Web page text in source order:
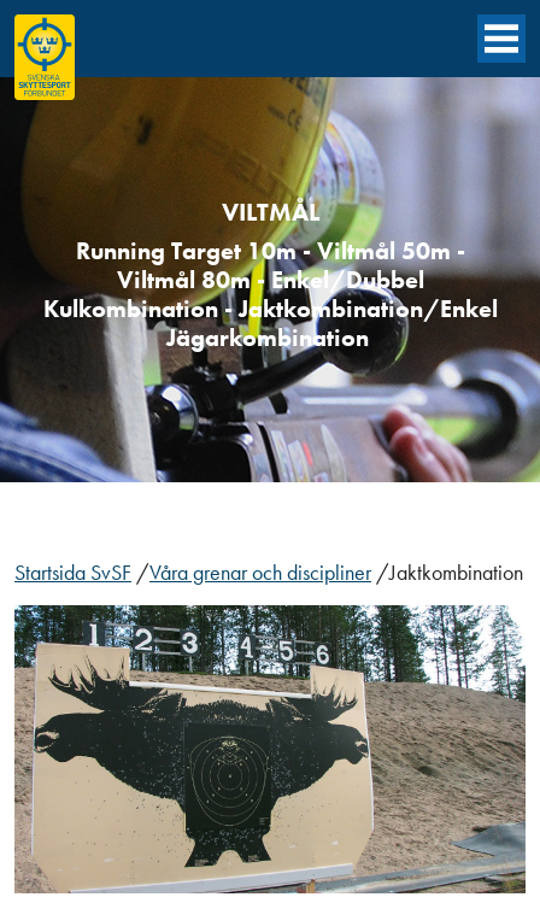
VILTMÅL
Running Target 10m - Viltmål 50m -
Viltmål 80m - Enkel/Dubbel
Kulkombination - Jaktkombination/Enkel
Jägarkombination
Startsida SvSF /Våra grenar och discipliner /Jaktkombination